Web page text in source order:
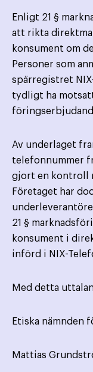
Enligt 21 §
att rikta
konsument om
Personer som
spärregistret
tydligt ha
Av underlaget
telefonnummer
gjort en kontroll
Företaget har
21 §
konsument i
införd i NIX-
Med detta
Etiska nämnden
Mattias